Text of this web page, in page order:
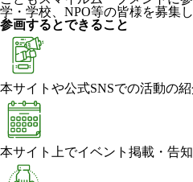
学・学校、NPO等の皆様を募集し
参画するとできること
本サイトや公式SNSでの活動の
本サイト上でイベント掲載・告知